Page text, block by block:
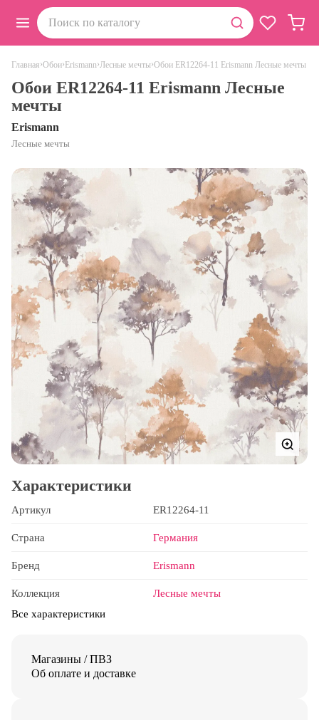
Главная›Обои› Erismann›Лесные мечты›Обои ER12264-11 Erismann Лесные мечты
Обои ER12264-11 Erismann Лесные
мечты
Erismann
Лесные мечты
Характеристики
Артикул ER12264-11
Страна Германия
Бренд Erismann
Коллекция
Лесные мечты
Все характеристики
Магазины / ПВЗ
Об оплате и доставке